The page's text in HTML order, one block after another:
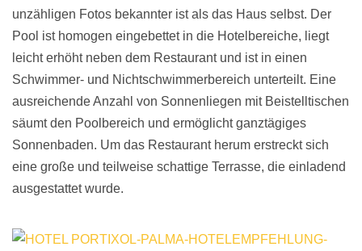
unzähligen Fotos bekannter ist als das Haus selbst. Der
Pool ist homogen eingebettet in die Hotelbereiche, liegt
leicht erhöht neben dem Restaurant und ist in einen
Schwimmer- und Nichtschwimmerbereich unterteilt. Eine
ausreichende Anzahl von Sonnenliegen mit Beistelltischen
säumt den Poolbereich und ermöglicht ganztägiges
Sonnenbaden. Um das Restaurant herum erstreckt sich
eine große und teilweise schattige Terrasse, die einladend
ausgestattet wurde.